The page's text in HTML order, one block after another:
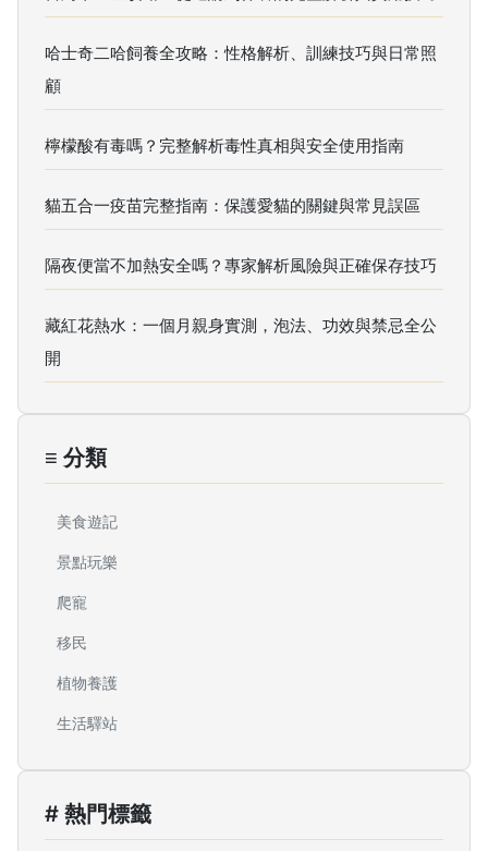
哈士奇二哈飼養全攻略：性格解析、訓練技巧與日常照
顧
檸檬酸有毒嗎？完整解析毒性真相與安全使用指南
貓五合一疫苗完整指南：保護愛貓的關鍵與常見誤區
隔夜便當不加熱安全嗎？專家解析風險與正確保存技巧
藏紅花熱水：一個月親身實測，泡法、功效與禁忌全公
開
≡ 分類
美食遊記
景點玩樂
爬寵
移民
植物養護
生活驛站
# 熱門標籤